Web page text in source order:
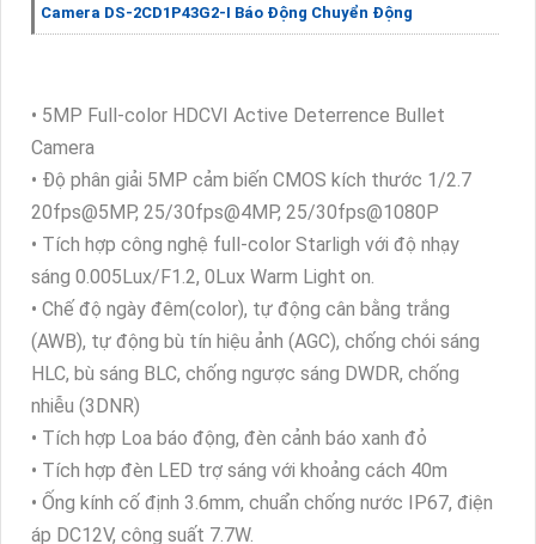
Camera DS-2CD1P43G2-I Báo Động Chuyển Động
• 5MP Full-color HDCVI Active Deterrence Bullet
Camera
• Độ phân giải 5MP cảm biến CMOS kích thước 1/2.7
20fps@5MP, 25/30fps@4MP, 25/30fps@1080P
• Tích hợp công nghệ full-color Starligh với độ nhạy
sáng 0.005Lux/F1.2, 0Lux Warm Light on.
• Chế độ ngày đêm(color), tự động cân bằng trắng
(AWB), tự động bù tín hiệu ảnh (AGC), chống chói sáng
HLC, bù sáng BLC, chống ngược sáng DWDR, chống
nhiễu (3DNR)
• Tích hợp Loa báo động, đèn cảnh báo xanh đỏ
• Tích hợp đèn LED trợ sáng với khoảng cách 40m
• Ống kính cố định 3.6mm, chuẩn chống nước IP67, điện
áp DC12V, công suất 7.7W.